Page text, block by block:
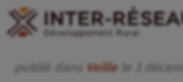
publié dans Veille le